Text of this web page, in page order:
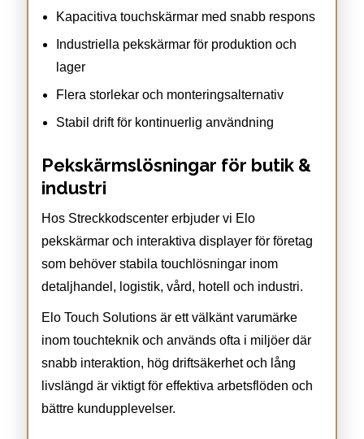
Kapacitiva touchskärmar med snabb respons
Industriella pekskärmar för produktion och
lager
Flera storlekar och monteringsalternativ
Stabil drift för kontinuerlig användning
Pekskärmslösningar för butik &
industri
Hos Streckkodscenter erbjuder vi Elo
pekskärmar och interaktiva displayer för företag
som behöver stabila touchlösningar inom
detaljhandel, logistik, vård, hotell och industri.
Elo Touch Solutions är ett välkänt varumärke
inom touchteknik och används ofta i miljöer där
snabb interaktion, hög driftsäkerhet och lång
livslängd är viktigt för effektiva arbetsflöden och
bättre kundupplevelser.